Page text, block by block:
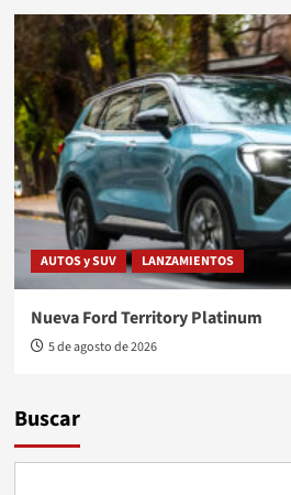
AUTOS y SUV LANZAMIENTOS
Nueva Ford Territory Platinum
5 de agosto de 2026
Buscar